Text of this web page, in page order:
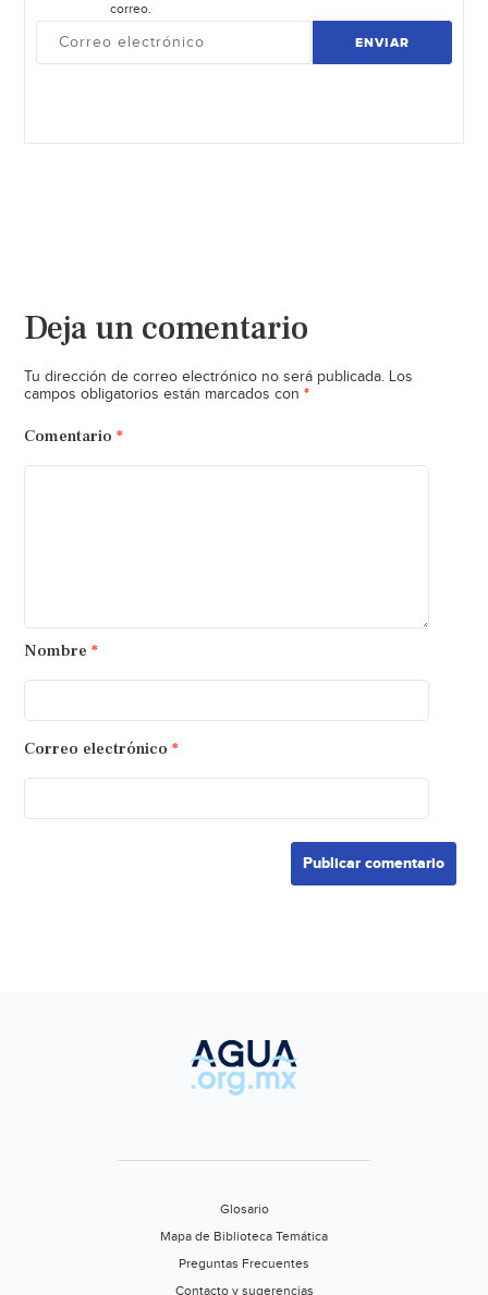
correo.
ENVIAR
Deja un comentario
Tu dirección de correo electrónico no será publicada. Los
campos obligatorios están marcados con *
Comentario *
Nombre *
Correo electrónico *
Glosario
Mapa de Biblioteca Temática
Preguntas Frecuentes
Contacto y sugerencias